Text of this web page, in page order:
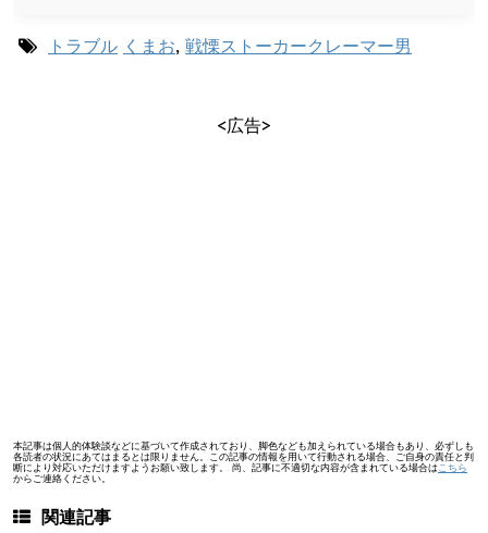
トラブル くまお, 戦慄ストーカークレーマー男
<広告>
本記事は個人的体験談などに基づいて作成されており、脚色なども加えられている場合もあり、必ずしも
各読者の状況にあてはまるとは限りません。この記事の情報を用いて行動される場合、ご自身の責任と判
断により対応いただけますようお願い致します。 尚、記事に不適切な内容が含まれている場合は こちら
からご連絡ください。
関連記事